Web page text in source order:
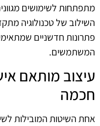
מתפתחות לשימושים
השילוב של טכנולוגיה
פתרונות חדשניים
המשתמשים.
עיצוב מותאם
חכמה
אחת השיטות המובילות